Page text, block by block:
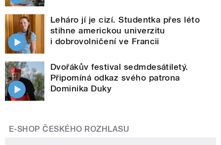
Leháro jí je cizí. Studentka přes léto
stihne americkou univerzitu
i dobrovolničení ve Francii
Dvořákův festival sedmdesátiletý.
Připomíná odkaz svého patrona
Dominika Duky
E-SHOP ČESKÉHO ROZHLASU